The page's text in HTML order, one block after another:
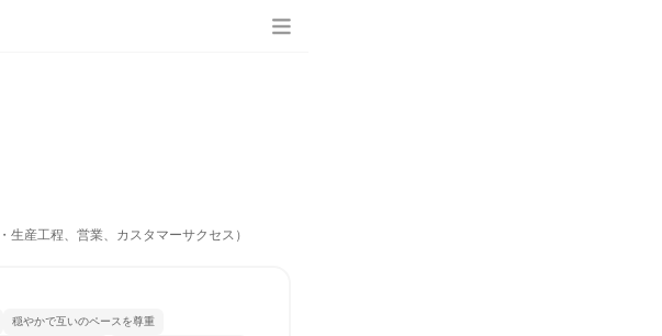
生産工程、営業、カスタマーサクセス）
穏やかで互いのペースを尊重